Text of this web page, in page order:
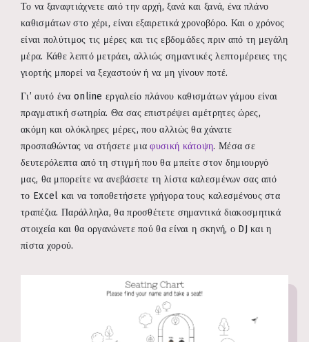
Το να ξαναφτιάχνετε από την αρχή, ξανά και ξανά, ένα πλάνο
καθισμάτων στο χέρι, είναι εξαιρετικά χρονοβόρο. Και ο χρόνος
είναι πολύτιμος τις μέρες και τις εβδομάδες πριν από τη μεγάλη
μέρα. Κάθε λεπτό μετράει, αλλιώς σημαντικές λεπτομέρειες της
γιορτής μπορεί να ξεχαστούν ή να μη γίνουν ποτέ.
Γι’ αυτό ένα online εργαλείο πλάνου καθισμάτων γάμου είναι
πραγματική σωτηρία. Θα σας επιστρέψει αμέτρητες ώρες,
ακόμη και ολόκληρες μέρες, που αλλιώς θα χάνατε
προσπαθώντας να στήσετε μιαφυσική κάτοψη. Μέσα σε
δευτερόλεπτα από τη στιγμή που θα μπείτε στον δημιουργό
μας, θα μπορείτε να ανεβάσετε τη λίστα καλεσμένων σας από
το Excel και να τοποθετήσετε γρήγορα τους καλεσμένους στα
τραπέζια. Παράλληλα, θα προσθέτετε σημαντικά διακοσμητικά
στοιχεία και θα οργανώνετε πού θα είναι η σκηνή, ο DJ και η
πίστα χορού.